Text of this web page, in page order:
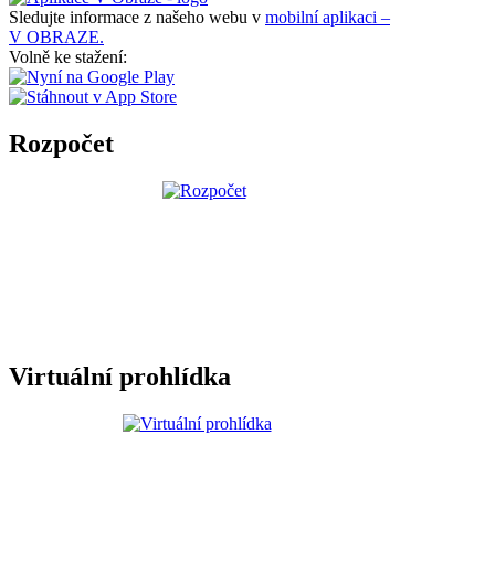
Sledujte informace z našeho webu v mobilní aplikaci –
V OBRAZE.
Volně ke stažení:
Rozpočet
Virtuální prohlídka